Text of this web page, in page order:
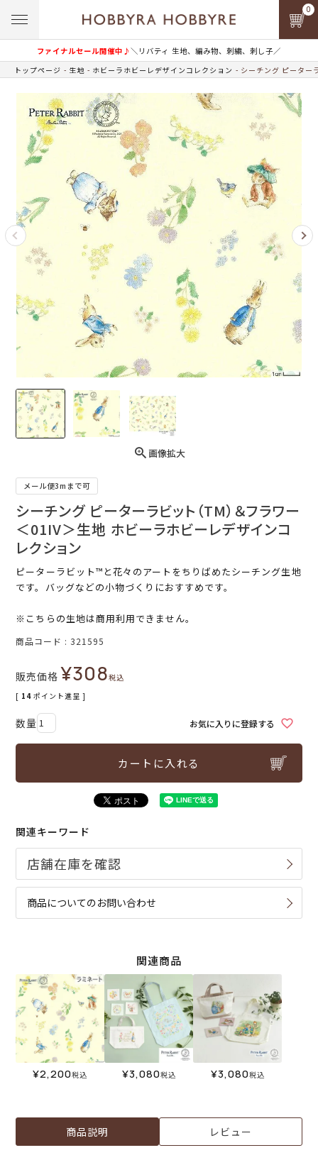
ファイナルセール開催中♪＼リバティ 生地、編み物、刺繍、刺し子／
0
トップページ 生地 ホビーラホビーレデザインコレクション シーチング ピーター
画像拡大
メール便3mまで可
シーチング ピーターラビット（TM）＆フラワー
＜01IV＞生地 ホビーラホビーレデザインコ
レクション
ピーターラビット™と花々のアートをちりばめたシーチング生地
です。バッグなどの小物づくりにおすすめです。
※こちらの生地は商用利用できません。
商品コード 321595
販売価格 ¥308税込
[ 14 ポイント進呈 ]
お気に入りに登録する
カートに入れる
関連キーワード
商品についてのお問い合わせ
関連商品
¥2,200税込 ¥3,080税込 ¥3,080税込
商品説明 レビュー